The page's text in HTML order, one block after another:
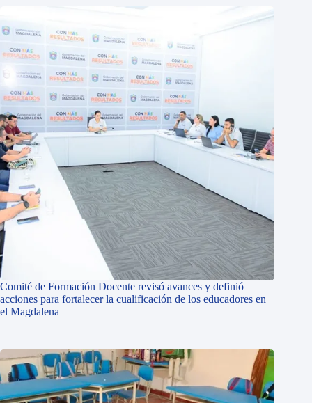
Comité de Formación Docente revisó avances y definió
acciones para fortalecer la cualificación de los educadores en
el Magdalena